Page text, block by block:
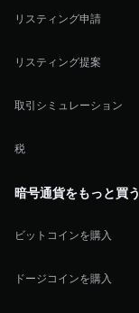
リスティング申請
リスティング提案
取引シミュレーション
税
暗号通貨をもっと買う
ビットコインを購入
ドージコインを購入